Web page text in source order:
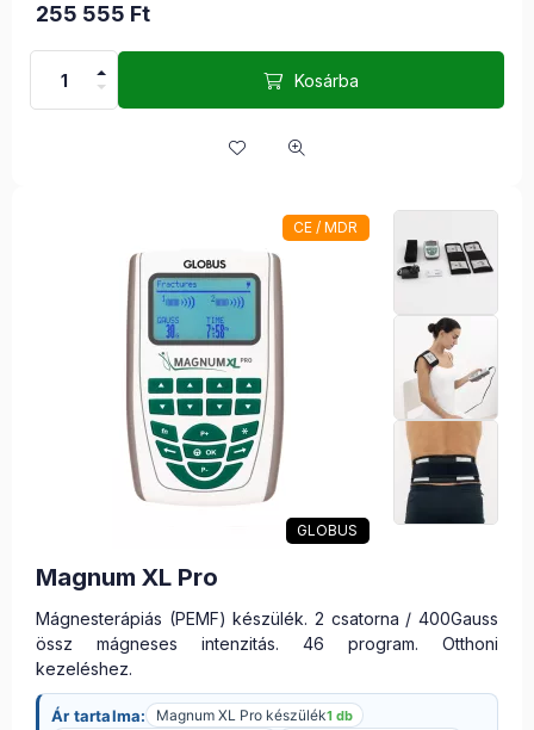
255 555 Ft
Kosárba
CE / MDR
GLOBUS
Magnum XL Pro
Mágnesterápiás (PEMF) készülék. 2 csatorna / 400Gauss
össz mágneses intenzitás. 46 program. Otthoni
kezeléshez.
Ár tartalma: Magnum XL Pro készülék1 db